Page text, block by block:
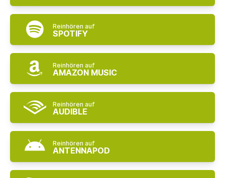
Reinhören auf
SPOTIFY
Reinhören auf
AMAZON MUSIC
Reinhören auf
AUDIBLE
Reinhören auf
ANTENNAPOD